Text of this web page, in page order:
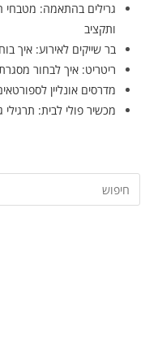
גרילים בהתאמה: מטבחי
ותקציב
בר שייקים לאירוע: איך
ריטריט: איך לבחור
מדרסים אונליין
מכשיר פולי לבית: